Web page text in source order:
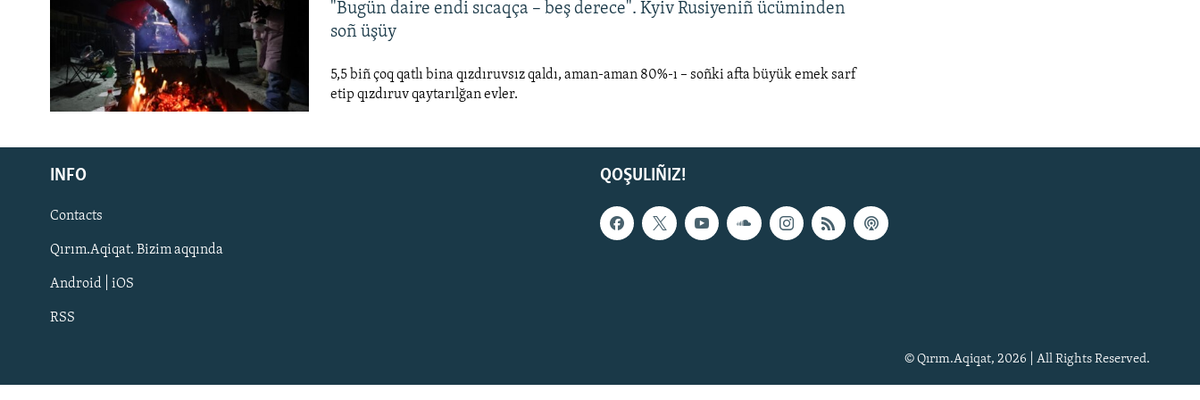
Русский
"Bugün daire endi sıcaqça – beş derece". Kyiv Rusiyeniñ ücüminden
soñ üşüy
5,5 biñ çoq qatlı bina qızdıruvsız qaldı, aman-aman 80%-ı – soñki afta büyük emek sarf
etip qızdıruv qaytarılğan evler.
QOŞULIÑIZ!
INFO
Contacts
Qırım.Aqiqat. Bizim aqqında
Android | iOS
RSS
© Qırım.Aqiqat, 2026 | All Rights Reserved.